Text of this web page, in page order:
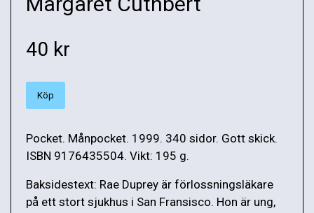
40 kr
Köp
Pocket. Månpocket. 1999. 340 sidor. Gott skick.
ISBN 9176435504. Vikt: 195 g.
Baksidestext: Rae Duprey är förlossningsläkare
på ett stort sjukhus i San Fransisco. Hon är ung,